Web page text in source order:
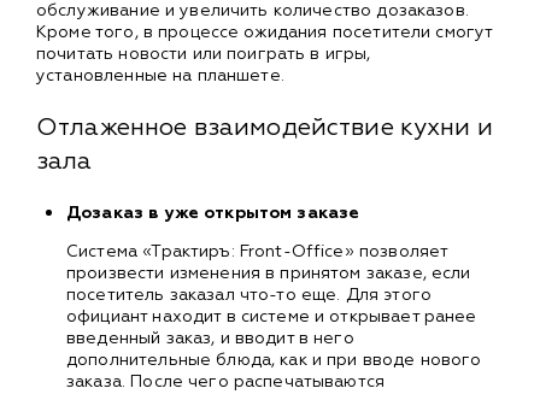
обслуживание и увеличить количество дозаказов.
Кроме того, в процессе ожидания посетители смогут
почитать новости или поиграть в игры,
установленные на планшете.
Отлаженное взаимодействие кухни и
зала
Дозаказ в уже открытом заказе
Система «Трактиръ: Front-Office» позволяет
произвести изменения в принятом заказе, если
посетитель заказал что-то еще. Для этого
официант находит в системе и открывает ранее
введенный заказ, и вводит в него
дополнительные блюда, как и при вводе нового
заказа. После чего распечатываются